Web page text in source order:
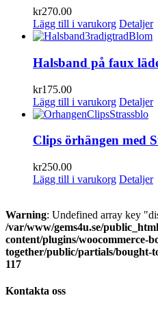
kr270.00
Lägg till i varukorg Detaljer
Halsband på faux
kr175.00
Lägg till i varukorg Detaljer
Clips örhängen med
kr250.00
Lägg till i varukorg Detaljer
Warning: Undefined array key
/var/www/gems4u.se/
content/plugins/woocommerce-
together/public/partials/bought-
117
Kontakta oss